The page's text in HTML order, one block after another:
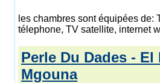
les chambres sont équipées de:
télephone, TV satellite, internet
Perle Du Dades - El
Mgouna